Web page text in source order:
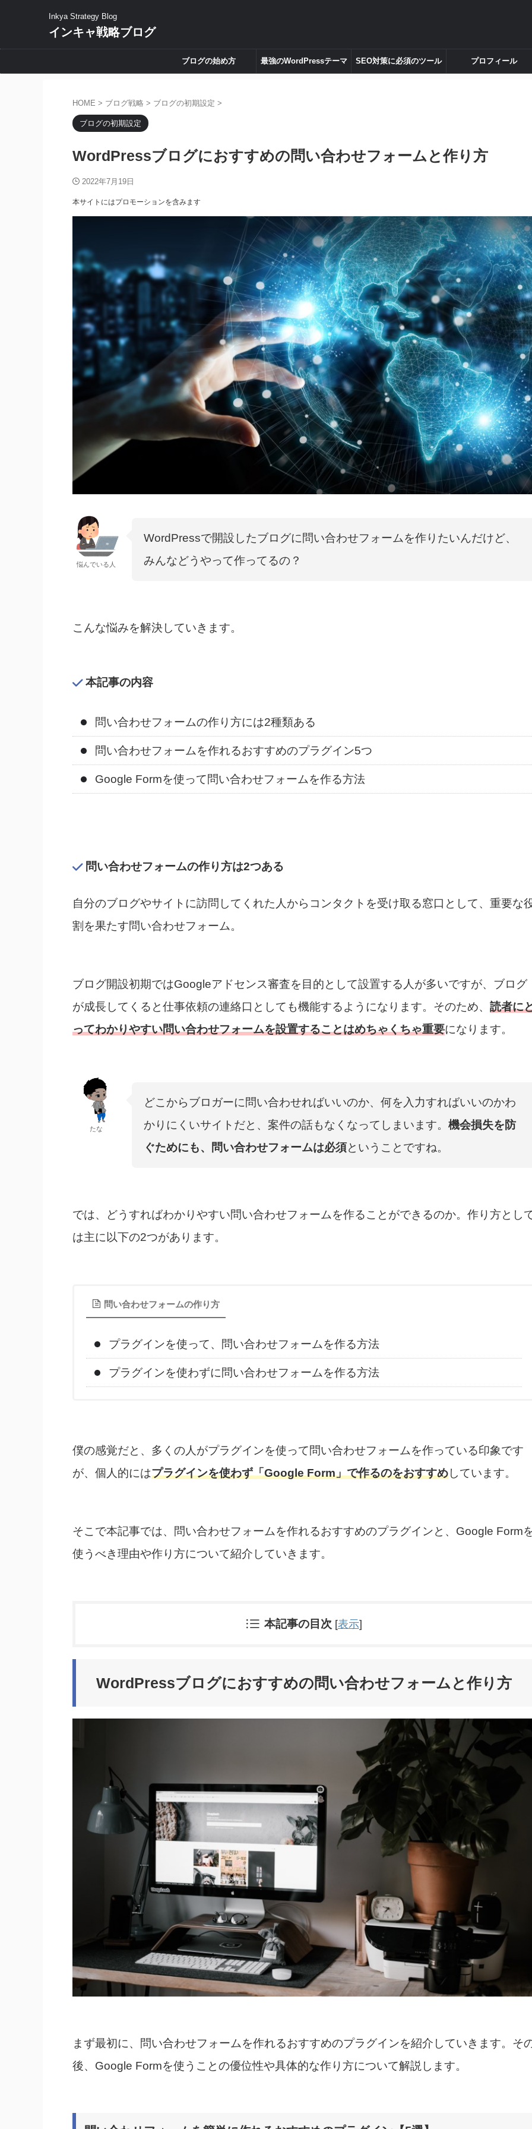
Inkya Strategy Blog
インキャ戦略ブログ
ブログの始め方 最強のWordPressテーマ SEO対策に必須のツール プロフィール
HOME > ブログ戦略 > ブログの初期設定 >
ブログの初期設定
WordPressブログにおすすめの問い合わせフォームと作り方
2022年7月19日
本サイトにはプロモーションを含みます
悩んでいる人
WordPressで開設したブログに問い合わせフォームを作りたいんだけど、
みんなどうやって作ってるの？
こんな悩みを解決していきます。
本記事の内容
問い合わせフォームの作り方には2種類ある
問い合わせフォームを作れるおすすめのプラグイン5つ
Google Formを使って問い合わせフォームを作る方法
問い合わせフォームの作り方は2つある
自分のブログやサイトに訪問してくれた人からコンタクトを受け取る窓口として、重要な
割を果たす問い合わせフォーム。
ブログ開設初期ではGoogleアドセンス審査を目的として設置する人が多いですが、ブログ
が成長してくると仕事依頼の連絡口としても機能するようになります。そのため、 読者に
ってわかりやすい問い合わせフォームを設置することはめちゃくちゃ重要になります。
たな
どこからブロガーに問い合わせればいいのか、何を入力すればいいのかわ
かりにくいサイトだと、案件の話もなくなってしまいます。 機会損失を防
ぐためにも、問い合わせフォームは必須ということですね。
では、どうすればわかりやすい問い合わせフォームを作ることができるのか。作り方とし
は主に以下の2つがあります。
問い合わせフォームの作り方
プラグインを使って、問い合わせフォームを作る方法
プラグインを使わずに問い合わせフォームを作る方法
僕の感覚だと、多くの人がプラグインを使って問い合わせフォームを作っている印象です
が、個人的にはプラグインを使わず「Google Form」で作るのをおすすめしています。
そこで本記事では、問い合わせフォームを作れるおすすめのプラグインと、Google Form
使うべき理由や作り方について紹介していきます。
本記事の目次 [表示]
WordPressブログにおすすめの問い合わせフォームと作り方
まず最初に、問い合わせフォームを作れるおすすめのプラグインを紹介していきます。そ
後、Google Formを使うことの優位性や具体的な作り方について解説します。